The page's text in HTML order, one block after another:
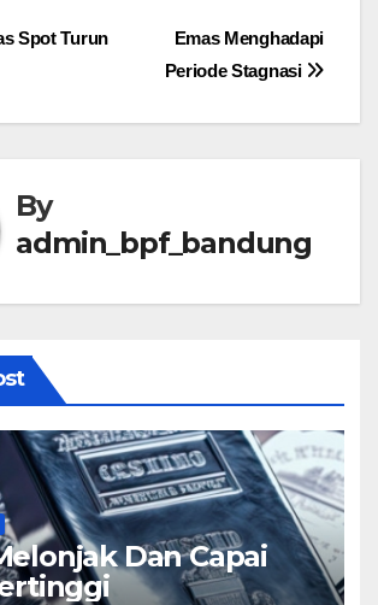
Emas Menghadapi
Periode Stagnasi
Spot Turun
By
admin_bpf_bandung
Dan Capai